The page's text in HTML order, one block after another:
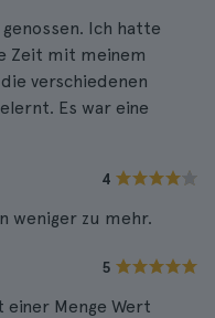
Ich hatte
Zeit mit meinem
verschiedenen
Es war eine
Zukunft wiederholen
4
weniger zu mehr.
5
Menge Wert